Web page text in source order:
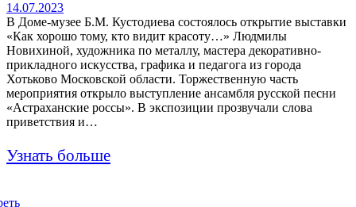
14.07.2023
В Доме-музее Б.М. Кустодиева состоялось открытие выставки
«Как хорошо тому, кто видит красоту…» Людмилы
Новихиной, художника по металлу, мастера декоративно-
прикладного искусства, графика и педагога из города
Хотьково Московской области. Торжественную часть
мероприятия открыло выступление ансамбля русской песни
«Астраханские россы». В экспозиции прозвучали слова
приветствия и…
Узнать больше